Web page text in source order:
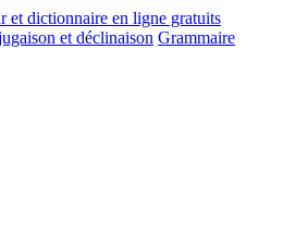
et déclinaison Grammaire